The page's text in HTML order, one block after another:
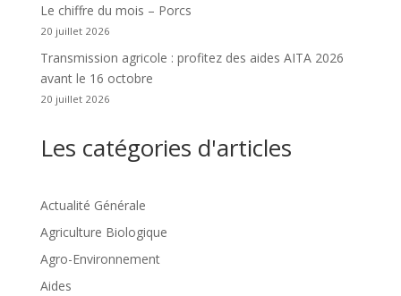
Le chiffre du mois – Porcs
20 juillet 2026
Transmission agricole : profitez des aides AITA 2026
avant le 16 octobre
20 juillet 2026
Les catégories d'articles
Actualité Générale
Agriculture Biologique
Agro-Environnement
Aides